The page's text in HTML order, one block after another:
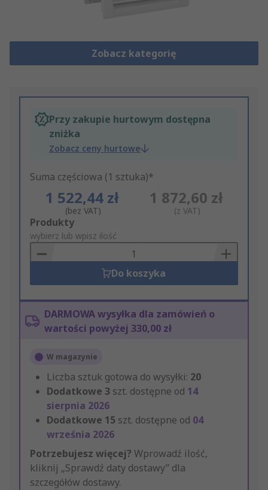
Zobacz kategorię
Przy zakupie hurtowym dostępna
zniżka
Zobacz ceny hurtowe
Suma częściowa (1 sztuka)*
1 522,44 zł
(bez VAT)
1 872,60 zł
(z VAT)
Add
to
Basket
Produkty
wybierz lub wpisz ilość
Do koszyka
DARMOWA wysyłka dla zamówień o
wartości powyżej 330,00 zł
W magazynie
Liczba sztuk gotowa do wysyłki: 20
Dodatkowe 3 szt. dostępne od 14
sierpnia 2026
Dodatkowe 15 szt. dostępne od 04
września 2026
Potrzebujesz więcej? Wprowadź ilość,
kliknij „Sprawdź daty dostawy” dla
szczegółów dostawy.